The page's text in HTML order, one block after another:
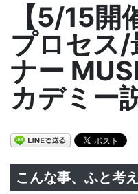
【5/15開
プロセス/
ナー
カデミー
こんな事、ふと考